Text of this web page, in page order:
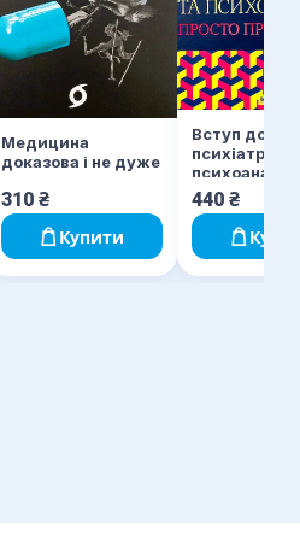
Медицина
доказова і не дуже
310 ₴
Купити
Вступ до
психіатрії та
Просто про
складне
440 ₴